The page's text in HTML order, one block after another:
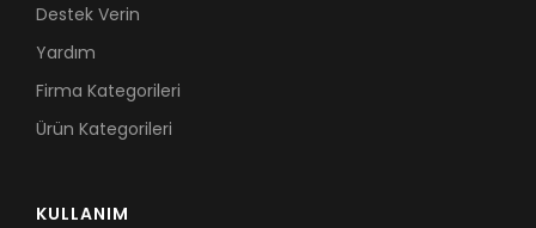
Destek Verin
Yardım
Firma Kategorileri
Ürün Kategorileri
KULLANIM